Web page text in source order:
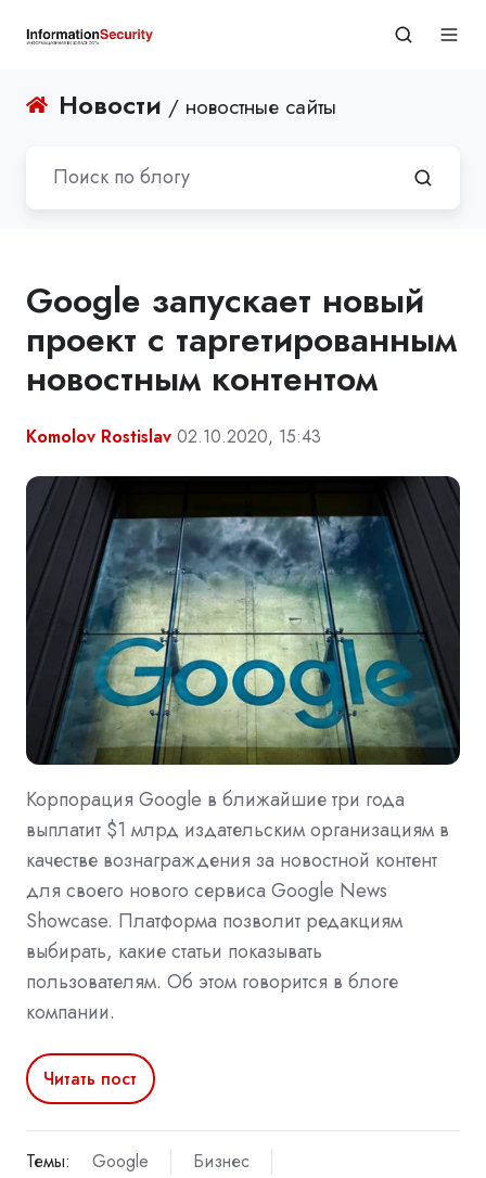
Новости / новостные сайты
Google запускает новый
проект с таргетированным
новостным контентом
Komolov Rostislav 02.10.2020, 15:43
Корпорация Google в ближайшие три года
выплатит $1 млрд издательским организациям в
качестве вознаграждения за новостной контент
для своего нового сервиса Google News
Showcase. Платформа позволит редакциям
выбирать, какие статьи показывать
пользователям. Об этом говорится в блоге
компании.
Читать пост
Темы: Google
Бизнес